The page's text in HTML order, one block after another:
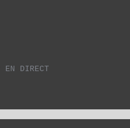
EN DIRECT